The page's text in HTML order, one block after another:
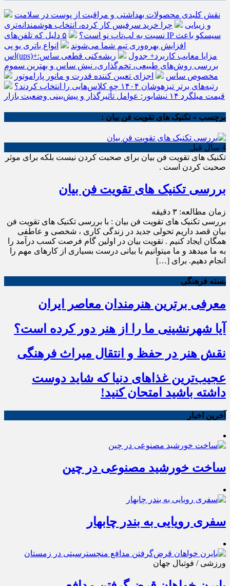
نقش کلیدی محصولات بهداشتی و مراقبت از پوست در سلامت
و زیبایی
چرا خرید سرفیس کار کرده، انتخاب هوشمندانه‌تری
نسبت به لپ‌تاپ نو است؟
۵ دلیل که تلفن‌های IP سیسکو باعث
افزایش بهره‌وری تیم شما می‌شوند
انواع باتری یو پی
اس(ups)+مزایا معایب کاربرد+ جدول
ریشه‌کنی قطعی ساس:
بررسی روش‌های طبیعی، تخم‌گذاری، نیش ساس و بهترین سموم
مخصوص ساس
اجزای تعیین کننده قدرت و مانور پاراموتور
رتبه‌های برتر تیزهوشان ۱۴۰۴ چه کلاس‌هایی را انتخاب کردند؟
قیمت میلگرد ۱۴ نیشابور: عوامل تأثیرگذار و پیش‌بینی وضعیت بازار
برچسب » تکنیک های تقویت فن بیان :
4 سال قبل
تکنیک های تقویت فن بیان برای صحبت کردن نیست بلکه برای موثر
صحبت کردن است .
بررسی تکنیک های تقویت فن بیان
زمان مطالعه: ۳ دقیقه
بررسی تکنیک های تقویت فن بیان : با بررسی تکنیک های تقویت فن
بیان قصد داریم تحولی جدید در زندگی کاری ، شخصی و عاطفی
همگان ایجاد کنیم . تقویت بیان در اولین گام فرصت کسب درآمد را
به ما میدهد و ما میتوانیم با بیانی درست بسیاری از کارهای مهم را
انجام دهیم. برای […]
بسته فرهنگی
معرفی برترین هنرمندان معاصر ایران
آیا شهرنشینی ما را از هنر دور کرده است؟
نقش هنر در حفظ و انتقال میراث فرهنگی
عجیب‌ترین غذاهای دنیا که شاید دوست
داشته باشید امتحان کنید!
آخرین اخبار
ساخت خورشید مصنوعی در چین
سفری رویایی به بندر چابهار
ورزشی / فوتبال جهان